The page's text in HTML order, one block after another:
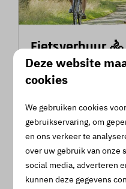
Fietsverhuur 🚴
Huur een fiets of E-
Nationaal Landschap
Meer
Deze website
cookies
We gebruiken cookies
gebruikservaring, om
en ons verkeer te
over uw gebruik van onze
social media, adverteren
kunnen deze gegevens